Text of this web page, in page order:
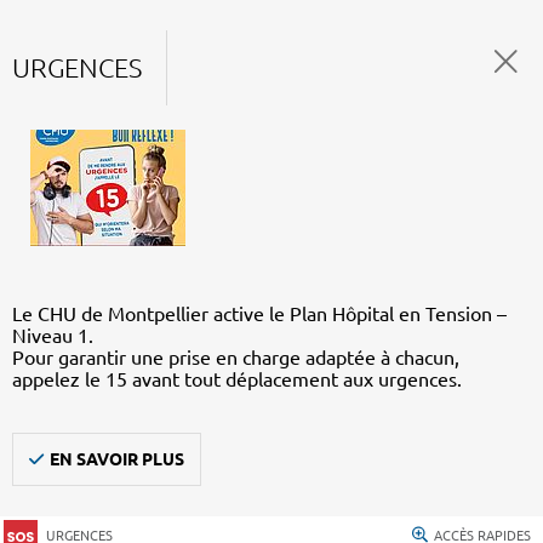
URGENCES
Le CHU de Montpellier active le Plan Hôpital en Tension –
Niveau 1.
Pour garantir une prise en charge adaptée à chacun,
appelez le 15 avant tout déplacement aux urgences.
EN SAVOIR PLUS
URGENCES ACCÈS RAPIDES